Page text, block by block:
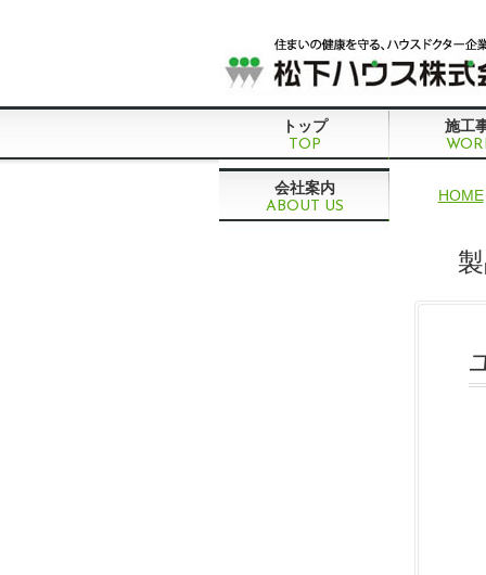
トップ
TOP
施工
会社案内
ABOUT US
HOME